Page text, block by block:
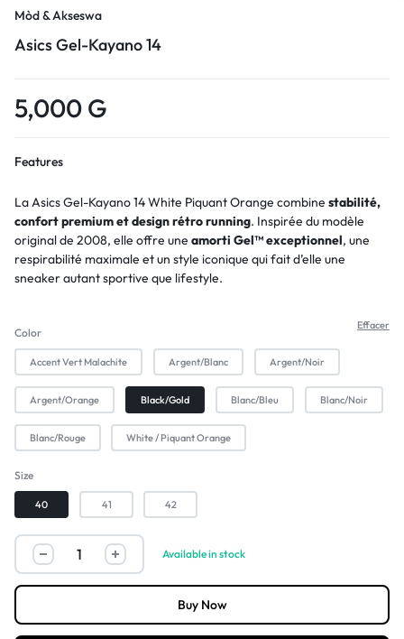
Mòd & Akseswa
Asics Gel-Kayano 14
5,000 G
Features
La Asics Gel-Kayano 14 White Piquant Orange combine stabilité,
confort premium et design rétro running. Inspirée du modèle
original de 2008, elle offre une amorti Gel™ exceptionnel, une
respirabilité maximale et un style iconique qui fait d’elle une
sneaker autant sportive que lifestyle.
Color
Accent Vert Malachite Argent/Blanc Argent/Noir
Argent/Orange Black/Gold Blanc/Bleu Blanc/Noir
Blanc/Rouge White / Piquant Orange
Size
40 41 42
Effacer
Available in stock
Buy Now